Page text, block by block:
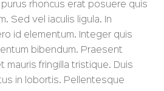
rhoncus erat posuere quis
Sed vel iaculis ligula. In
id elementum. Integer quis
bibendum. Praesent
mauris fringilla tristique. Duis
in lobortis. Pellentesque